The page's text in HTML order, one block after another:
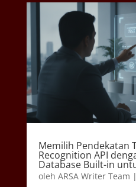
Memilih Pendekatan
Recognition API
Database Built-in
oleh ARSA Writer Team |